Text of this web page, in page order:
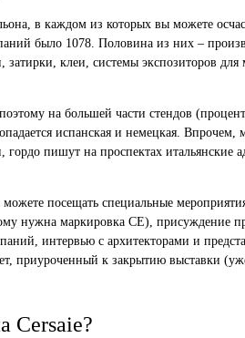
в каждом из которых вы можете
было 1078. Половина из них –
клеи, системы экспозиторов
на большей части стендов
испанская и немецкая.
пишут на проспектах итальянские
посещать специальные
нужна маркировка СЕ), присуждение
интервью с архитекторами и
приуроченный к закрытию выставки
Cersaie?